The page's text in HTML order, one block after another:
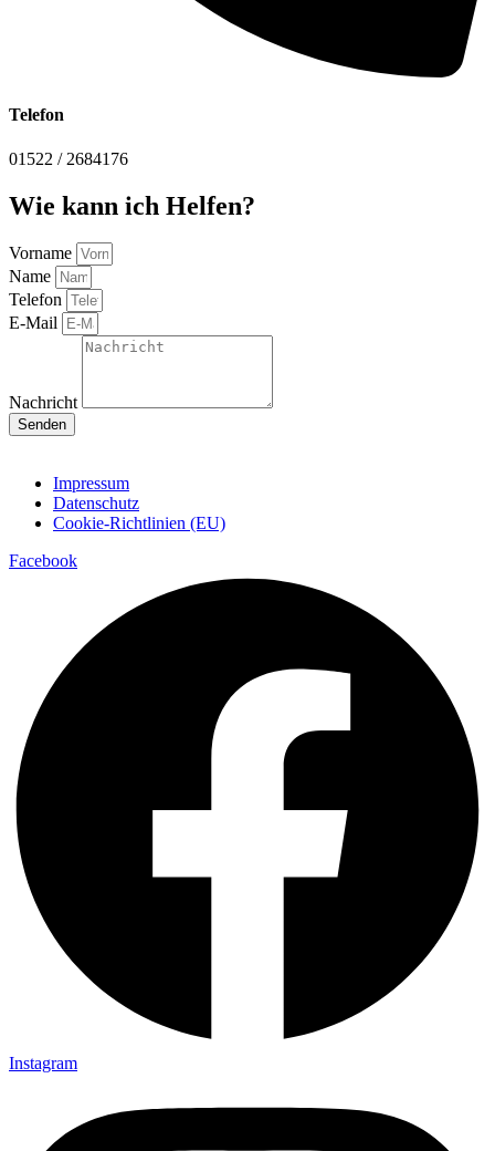
Telefon
01522 / 2684176
Wie kann ich Helfen?
Vorname
Name
Telefon
E-Mail
Nachricht
Senden
Impressum
Datenschutz
Cookie-Richtlinien (EU)
Facebook
Instagram